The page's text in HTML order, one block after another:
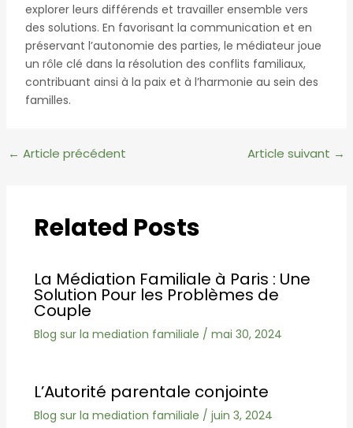
explorer leurs différends et travailler ensemble vers
des solutions. En favorisant la communication et en
préservant l’autonomie des parties, le médiateur joue
un rôle clé dans la résolution des conflits familiaux,
contribuant ainsi à la paix et à l’harmonie au sein des
familles.
Navigation
← Article précédent Article suivant →
Related Posts
La Médiation Familiale à Paris : Une
Solution Pour les Problèmes de
Couple
Blog sur la mediation familiale / mai 30, 2024
L’Autorité parentale conjointe
Blog sur la mediation familiale / juin 3, 2024